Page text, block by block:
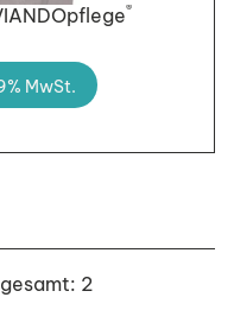
®
MwSt.
2